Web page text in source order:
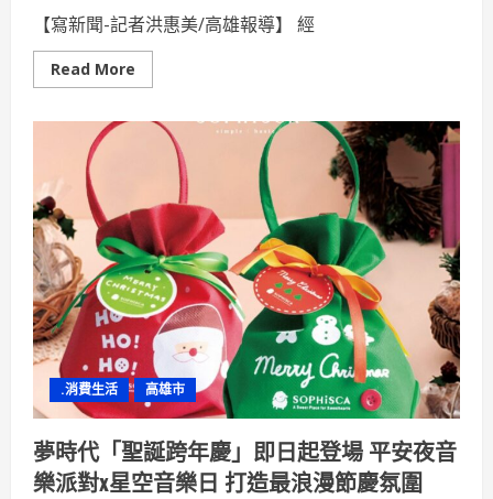
發
布
國
果
【寫新聞-記者洪惠美/高雄報導】 經
Read More
more
區
專
案
考
核
表
揚
促
進
園
區
服
務
效
能
再
升
級
.消費生活 高雄市
夢時代「聖誕跨年慶」即日起登場 平安夜音
樂派對x星空音樂日 打造最浪漫節慶氛圍